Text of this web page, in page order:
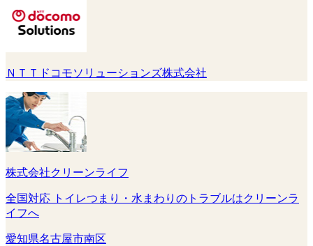
ＮＴＴドコモソリューションズ株式会社
株式会社クリーンライフ
全国対応 トイレつまり・水まわりのトラブルはクリーンラ
イフへ
愛知県名古屋市南区